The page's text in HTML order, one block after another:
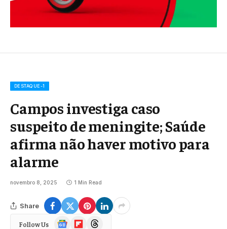
DESTAQUE-1
Campos investiga caso
suspeito de meningite; Saúde
afirma não haver motivo para
alarme
novembro 8, 2025 1 Min Read
Share
Follow Us
GoogleFlipboardThreads